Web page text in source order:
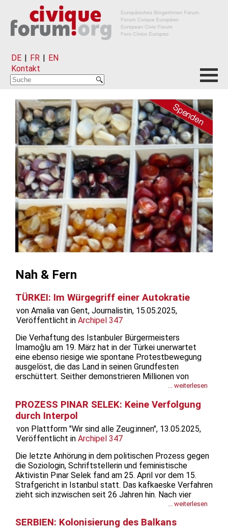
DE | FR | EN
Kontakt
Nah & Fern
TÜRKEI: Im Würgegriff einer Autokratie
von Amalia van Gent, Journalistin, 15.05.2025,
Veröffentlicht in Archipel 347
Die Verhaftung des Istanbuler Bürgermeisters
İmamoğlu am 19. März hat in der Türkei unerwartet
eine ebenso riesige wie spontane Protestbewegung
ausgelöst, die das Land in seinen Grundfesten
erschüttert. Seither demonstrieren Millionen von
Menschen gegen die Regierung. Auf den Strassen der
Diktatur unerbittlich ausgetragen – bisher...
... weiterlesen
PROZESS PINAR SELEK: Keine Verfolgung
durch Interpol
von Plattform "Wir sind alle Zeug:innen", 13.05.2025,
Veröffentlicht in Archipel 347
Die letzte Anhörung in dem politischen Prozess gegen
die Soziologin, Schriftstellerin und feministische
Aktivistin Pınar Selek fand am 25. April vor dem 15.
Strafgericht in Istanbul statt. Das kafkaeske Verfahren
zieht sich inzwischen seit 26 Jahren hin. Nach vier
Freisprüchen wurde sie vor zwei Jahren erneut vor
... weiterlesen
SERBIEN: Kolonisierung des Balkans